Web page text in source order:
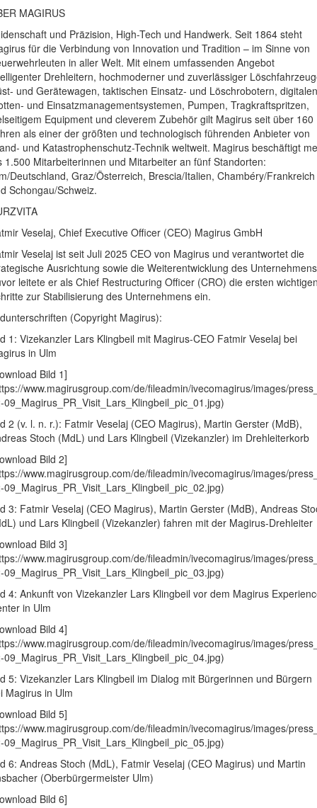
MAGIRUS
und Präzision, High-Tech und Handwerk. Seit 1864 steht
für die Verbindung von Innovation und Tradition – im Sinne von
in aller Welt. Mit einem umfassenden Angebot
Drehleitern, hochmoderner und zuverlässiger
und Gerätewagen, taktischen Einsatz- und Löschrobotern, digitalen
und Einsatzmanagementsystemen, Pumpen, Tragkraftspritzen,
Equipment und cleverem Zubehör gilt Magirus seit über 160
als einer der größten und technologisch führenden Anbieter von
und Katastrophenschutz-Technik weltweit. Magirus beschäftigt
1.500 Mitarbeiterinnen und Mitarbeiter an fünf Standorten:
Deutschland, Graz/Österreich, Brescia/Italien, Chambéry/Frankreich
Schongau/Schweiz.
Veselaj, Chief Executive Officer (CEO) Magirus GmbH
Veselaj ist seit Juli 2025 CEO von Magirus und verantwortet die
Ausrichtung sowie die Weiterentwicklung des
leitete er als Chief Restructuring Officer (CRO) die ersten
zur Stabilisierung des Unternehmens ein.
(Copyright Magirus):
1: Vizekanzler Lars Klingbeil mit Magirus-CEO Fatmir Veselaj bei
in Ulm
Bild 1]
www.magirusgroup.com/de/fileadmin/ivecomagirus/images/
09_Magirus_PR_Visit_Lars_Klingbeil_pic_01.jpg)
2 (v. l. n. r.): Fatmir Veselaj (CEO Magirus), Martin Gerster (MdB),
Stoch (MdL) und Lars Klingbeil (Vizekanzler) im Drehleiterkorb
Bild 2]
www.magirusgroup.com/de/fileadmin/ivecomagirus/images/
09_Magirus_PR_Visit_Lars_Klingbeil_pic_02.jpg)
3: Fatmir Veselaj (CEO Magirus), Martin Gerster (MdB), Andreas
und Lars Klingbeil (Vizekanzler) fahren mit der Magirus-Drehleiter
Bild 3]
www.magirusgroup.com/de/fileadmin/ivecomagirus/images/
09_Magirus_PR_Visit_Lars_Klingbeil_pic_03.jpg)
4: Ankunft von Vizekanzler Lars Klingbeil vor dem Magirus
in Ulm
Bild 4]
www.magirusgroup.com/de/fileadmin/ivecomagirus/images/
09_Magirus_PR_Visit_Lars_Klingbeil_pic_04.jpg)
5: Vizekanzler Lars Klingbeil im Dialog mit Bürgerinnen und Bürgern
Magirus in Ulm
Bild 5]
www.magirusgroup.com/de/fileadmin/ivecomagirus/images/
09_Magirus_PR_Visit_Lars_Klingbeil_pic_05.jpg)
6: Andreas Stoch (MdL), Fatmir Veselaj (CEO Magirus) und Martin
(Oberbürgermeister Ulm)
Bild 6]